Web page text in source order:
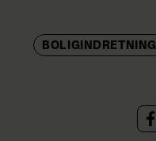
BOLIGINDRETNING